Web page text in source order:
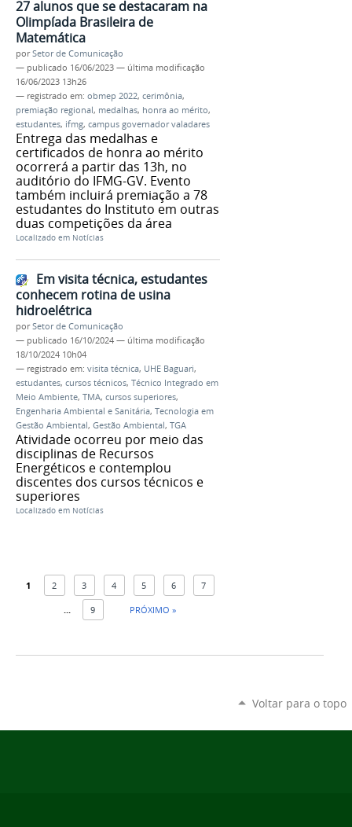
27 alunos que se destacaram na
Olimpíada Brasileira de
Matemática
porSetor de Comunicação
— publicado 16/06/2023 — última modificação
16/06/2023 13h26
— registrado em: obmep 2022, cerimônia,
premiação regional, medalhas, honra ao mérito,
estudantes, ifmg, campus governador valadares
Entrega das medalhas e
certificados de honra ao mérito
ocorrerá a partir das 13h, no
auditório do IFMG-GV. Evento
também incluirá premiação a 78
estudantes do Instituto em outras
duas competições da área
Localizado em Notícias
Em visita técnica, estudantes
conhecem rotina de usina
hidroelétrica
porSetor de Comunicação
— publicado 16/10/2024 — última modificação
18/10/2024 10h04
— registrado em: visita técnica, UHE Baguari,
estudantes, cursos técnicos, Técnico Integrado em
Meio Ambiente, TMA, cursos superiores,
Engenharia Ambiental e Sanitária, Tecnologia em
Gestão Ambiental, Gestão Ambiental, TGA
Atividade ocorreu por meio das
disciplinas de Recursos
Energéticos e contemplou
discentes dos cursos técnicos e
superiores
Localizado em Notícias
1 2 3 4 5 6 7
... 9 PRÓXIMO »
Voltar para o topo